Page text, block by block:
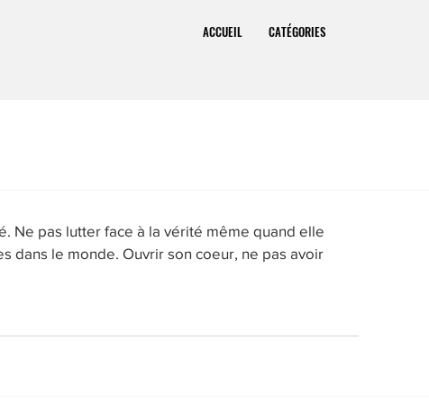
ACCUEIL CATÉGORIES
Ne pas lutter face à la vérité même quand elle
dans le monde. Ouvrir son coeur, ne pas avoir